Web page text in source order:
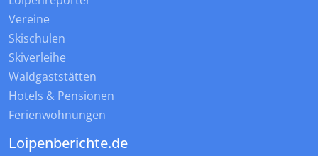
Vereine
Skischulen
Skiverleihe
Waldgaststätten
Hotels & Pensionen
Ferienwohnungen
Loipenberichte.de